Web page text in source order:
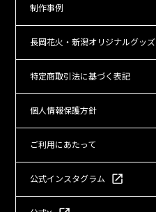
制作事例
長岡花火・新潟オリジナルグッズ
特定商取引法に基づく表記
個人情報保護方針
ご利用にあたって
公式インスタグラム open_in_new